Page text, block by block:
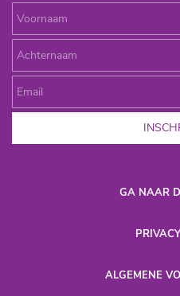
GA NAAR
P
​ALGEMENE